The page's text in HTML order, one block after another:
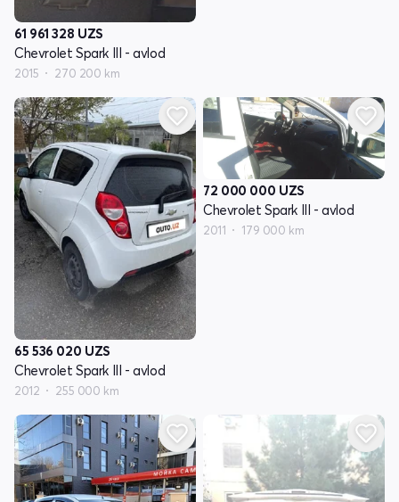
61 961 328 UZS
Chevrolet Spark III - avlod
2015 270 200 km
65 536 020 UZS
Chevrolet Spark III - avlod
2012 255 000 km
72 000 000 UZS
Chevrolet Spark III - avlod
2011 179 000 km